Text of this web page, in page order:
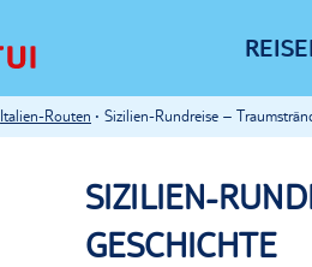
Italien-Routen Sizilien-Rundreise –
SIZILIEN-
GESCHICHTE